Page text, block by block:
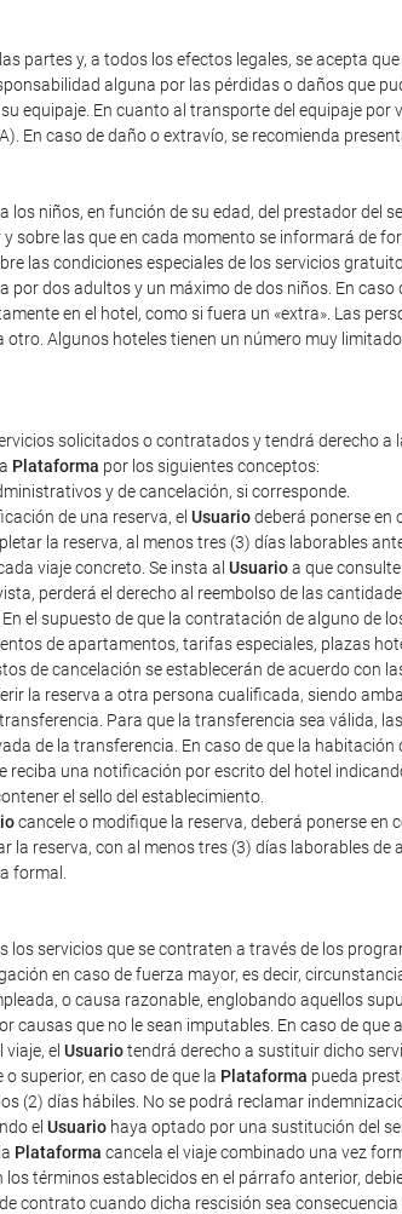
partes y, a todos los efectos legales, se acepta que
alguna por las pérdidas o daños que
equipaje. En cuanto al transporte del equipaje
En caso de daño o extravío, se recomienda
niños, en función de su edad, del prestador del
sobre las que en cada momento se informará de
las condiciones especiales de los servicios
dos adultos y un máximo de dos niños. En
en el hotel, como si fuera un «extra». Las
Algunos hoteles tienen un número muy
solicitados o contratados y tendrá derecho
Plataforma por los siguientes conceptos:
y de cancelación, si corresponde.
de una reserva, el Usuariodeberá ponerse en
la reserva, al menos tres (3) días laborables
viaje concreto. Se insta al Usuarioa que
perderá el derecho al reembolso de las
el supuesto de que la contratación de alguno de
de apartamentos, tarifas especiales, plazas
de cancelación se establecerán de acuerdo
la reserva a otra persona cualificada, siendo
Para que la transferencia sea válida,
de la transferencia. En caso de que la
reciba una notificación por escrito del hotel
el sello del establecimiento.
cancele o modifique la reserva, deberá ponerse
la reserva, con al menos tres (3) días laborables
formal.
los servicios que se contraten a través de los
en caso de fuerza mayor, es decir,
o causa razonable, englobando aquellos
que no le sean imputables. En caso de que
el Usuariotendrá derecho a sustituir dicho
superior, en caso de que la Plataforma pueda
(2) días hábiles. No se podrá reclamar
el Usuario haya optado por una sustitución del
Plataforma cancela el viaje combinado una vez
términos establecidos en el párrafo anterior,
contrato cuando dicha rescisión sea